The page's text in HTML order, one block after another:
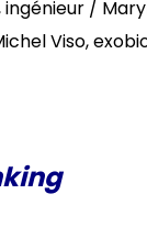
/
Viso,